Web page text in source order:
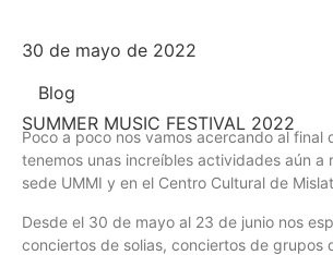
30 de mayo de 2022
Blog
SUMMER MUSIC FESTIVAL 2022
Poco a poco nos vamos acercando al final
tenemos unas increíbles actividades aún a
sede UMMI y en el Centro Cultural de
Desde el 30 de mayo al 23 de junio nos
conciertos de solias, conciertos de grupos